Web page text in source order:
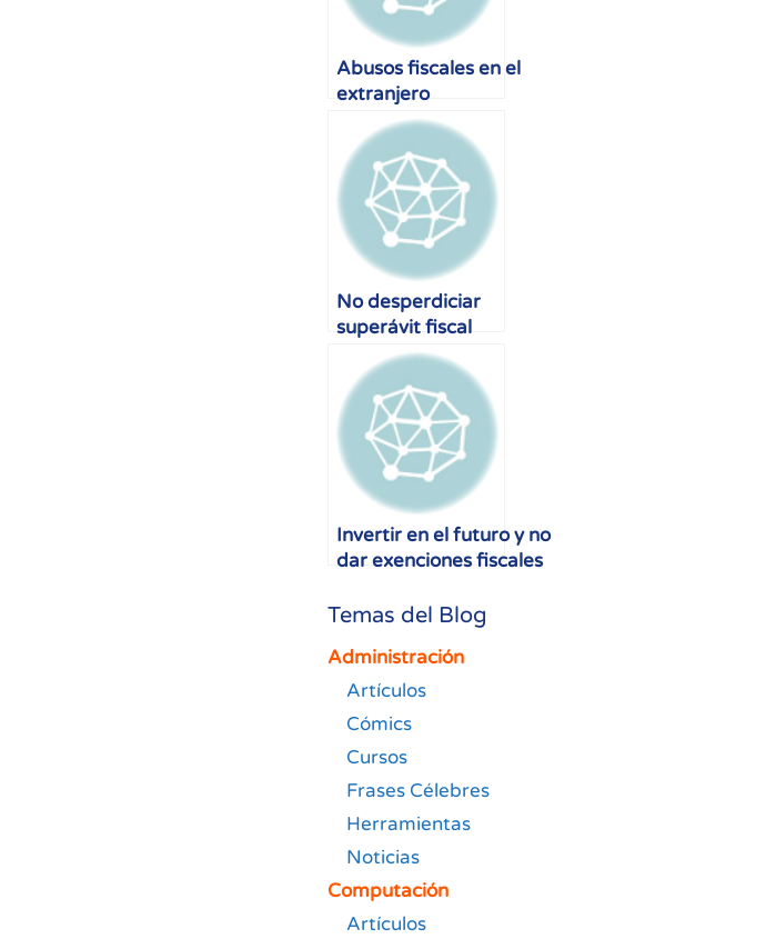
Abusos fiscales en el
extranjero
No desperdiciar
superávit fiscal
Invertir en el futuro y no
dar exenciones fiscales
Temas del Blog
Administración
Artículos
Cómics
Cursos
Frases Célebres
Herramientas
Noticias
Computación
Artículos